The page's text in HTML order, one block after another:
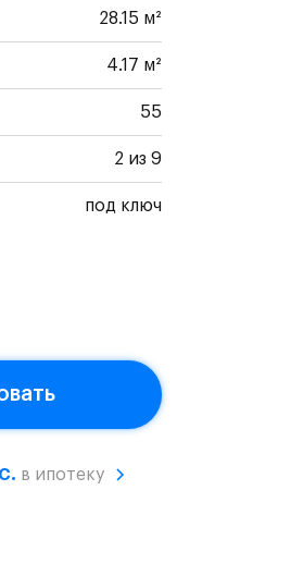
28.15 м²
4.17 м²
55
2 из 9
под ключ
в ипотеку